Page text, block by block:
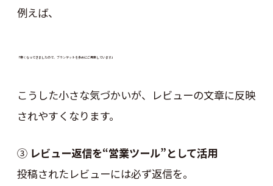
例えば、
「寒くなってきましたので、ブランケットを多めにご用意しています」
こうした小さな気づかいが、レビューの文章に反映
されやすくなります。
③ レビュー返信を“営業ツール”として活用
投稿されたレビューには必ず返信を。